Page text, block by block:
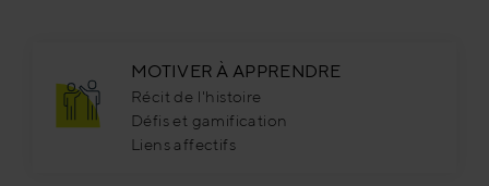
MOTIVER À APPRENDRE
Récit de l'histoire
Défis et gamification
Liens affectifs